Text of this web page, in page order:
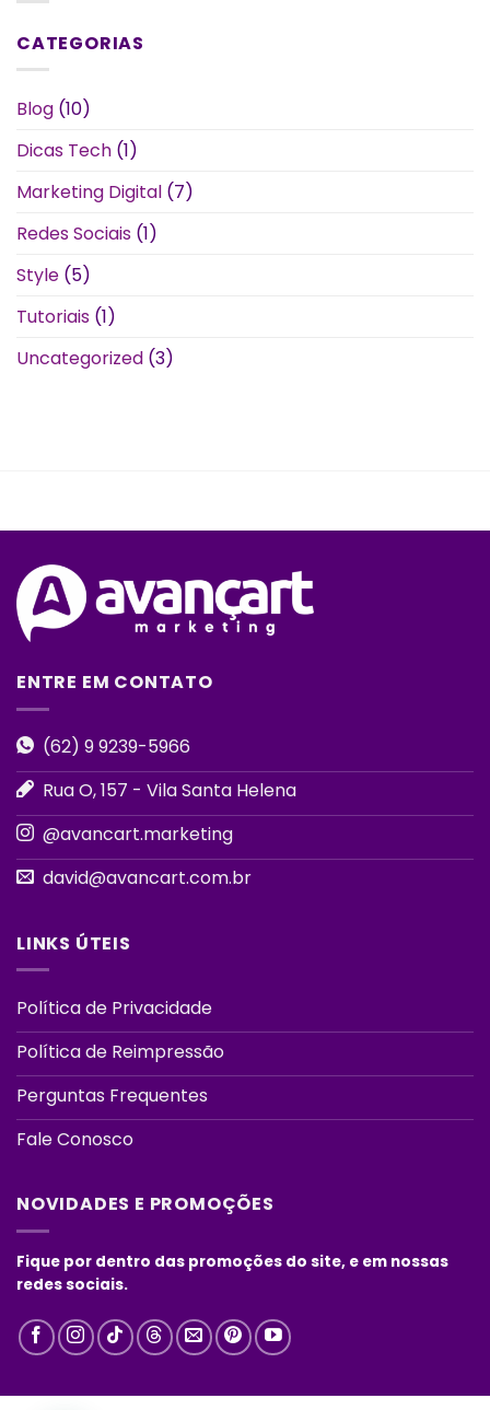
CATEGORIAS
Blog (10)
Dicas Tech (1)
Marketing Digital (7)
Redes Sociais (1)
Style (5)
Tutoriais (1)
Uncategorized (3)
ENTRE EM CONTATO
(62) 9 9239-5966
Rua O, 157 - Vila Santa Helena
@avancart.marketing
david@avancart.com.br
LINKS ÚTEIS
Política de Privacidade
Política de Reimpressão
Perguntas Frequentes
Fale Conosco
NOVIDADES E PROMOÇÕES
Fique por dentro das promoções do site, e em nossas
redes sociais.